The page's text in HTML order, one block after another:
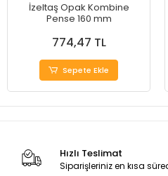
İzeltaş Opak Kombine
Pense 160 mm
774,47 TL
Sepete Ekle
Hızlı Teslimat
Siparişleriniz en kısa